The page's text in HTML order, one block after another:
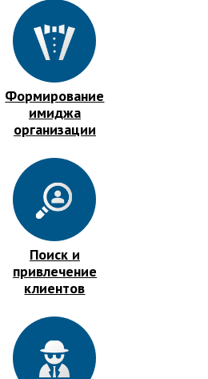
Формирование
имиджа
организации
Поиск и
привлечение
клиентов